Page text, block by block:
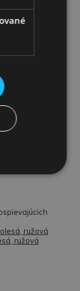
105 cm
105 cm
ružová